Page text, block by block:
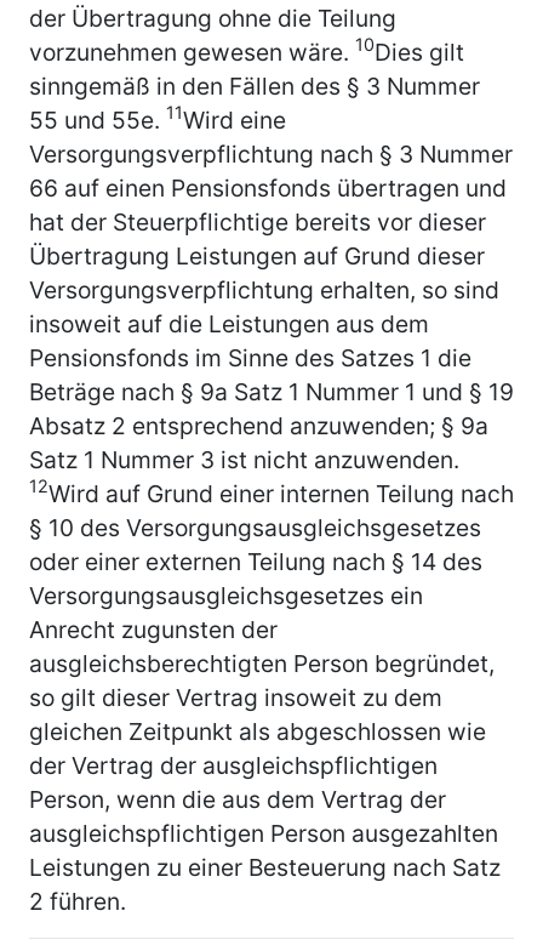
der Übertragung ohne die Teilung
vorzunehmen gewesen wäre. 10Dies gilt
sinngemäß in den Fällen des § 3 Nummer
55 und 55e. 11Wird eine
Versorgungsverpflichtung nach § 3 Nummer
66 auf einen Pensionsfonds übertragen und
hat der Steuerpflichtige bereits vor dieser
Übertragung Leistungen auf Grund dieser
Versorgungsverpflichtung erhalten, so sind
insoweit auf die Leistungen aus dem
Pensionsfonds im Sinne des Satzes 1 die
Beträge nach § 9a Satz 1 Nummer 1 und § 19
Absatz 2 entsprechend anzuwenden; § 9a
Satz 1 Nummer 3 ist nicht anzuwenden.
12Wird auf Grund einer internen Teilung nach
§ 10 des Versorgungsausgleichsgesetzes
oder einer externen Teilung nach § 14 des
Versorgungsausgleichsgesetzes ein
Anrecht zugunsten der
ausgleichsberechtigten Person begründet,
so gilt dieser Vertrag insoweit zu dem
gleichen Zeitpunkt als abgeschlossen wie
der Vertrag der ausgleichspflichtigen
Person, wenn die aus dem Vertrag der
ausgleichspflichtigen Person ausgezahlten
Leistungen zu einer Besteuerung nach Satz
2 führen.